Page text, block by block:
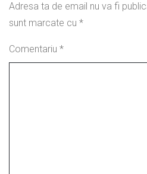
Adresa ta de email nu va fi
sunt marcate cu *
Comentariu *